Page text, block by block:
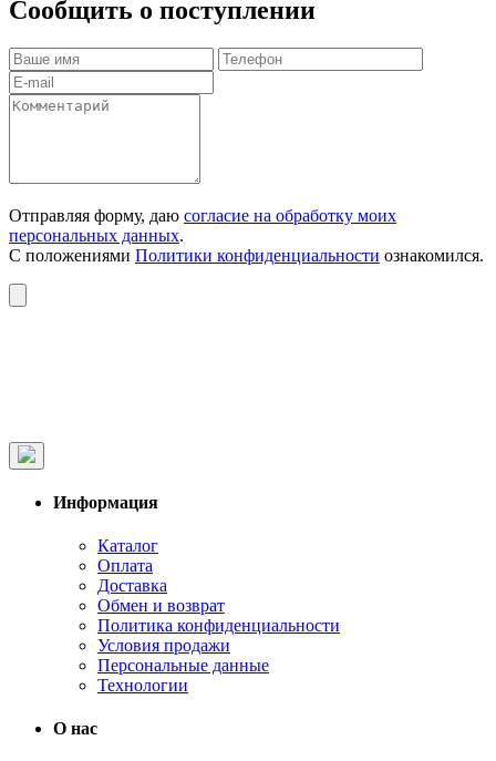
Сообщить о поступлении
Отправляя форму, даю согласие на обработку моих
персональных данных.
С положениями Политики конфиденциальности ознакомился.
Информация
Каталог
Оплата
Доставка
Обмен и возврат
Политика конфиденциальности
Условия продажи
Персональные данные
Технологии
О нас